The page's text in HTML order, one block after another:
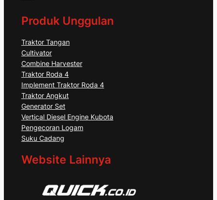
Produk Unggulan
Traktor Tangan
Cultivator
Combine Harvester
Traktor Roda 4
Implement Traktor Roda 4
Traktor Angkut
Generator Set
Vertical Diesel Engine Kubota
Pengecoran Logam
Suku Cadang
Website Lainnya